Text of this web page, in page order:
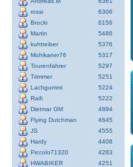
rossi
6306
Brocki
6156
Martin
5486
kuhtreiber
5376
Mohikaner76
5317
Tourenfahrer
5297
Trimmer
5251
Lachgummi
5224
Raifi
5222
Dietmar GM
4894
Flying Dutchman
4645
JS
4555
Hardy
4408
Piccolo71320
4283
HWABIKER
4251